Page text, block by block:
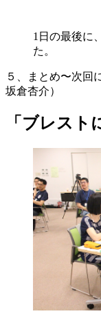
1日の最後に
た。
５、まとめ〜次回
坂倉杏介）
「ブレスト